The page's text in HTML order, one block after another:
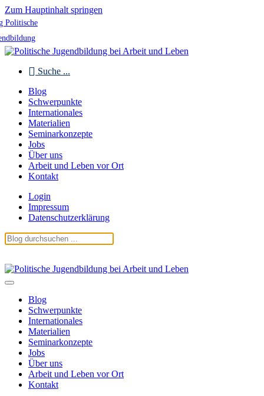
Zum Hauptinhalt springen
Politische
Suche ...
Blog
Schwerpunkte
Internationales
Materialien
Seminarkonzepte
Jobs
Über uns
Arbeit und Leben vor Ort
Kontakt
Login
Impressum
Datenschutzerklärung
Blog
Schwerpunkte
Internationales
Materialien
Seminarkonzepte
Jobs
Über uns
Arbeit und Leben vor Ort
Kontakt